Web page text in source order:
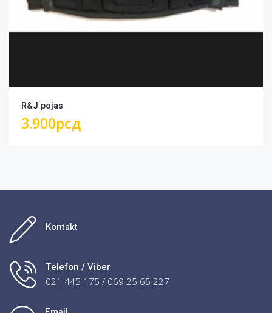
R&J pojas
3.900рсд
Kontakt
Telefon / Viber
021 445 175 / 069 25 65 227